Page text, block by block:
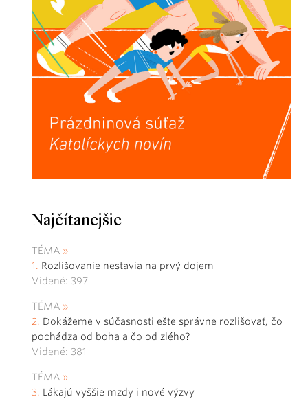
Najčítanejšie
TÉMA
Rozlišovanie nestavia na prvý dojem
Videné: 397
TÉMA
Dokážeme v súčasnosti ešte správne rozlišovať, čo
pochádza od boha a čo od zlého?
Videné: 381
TÉMA
Lákajú vyššie mzdy i nové výzvy